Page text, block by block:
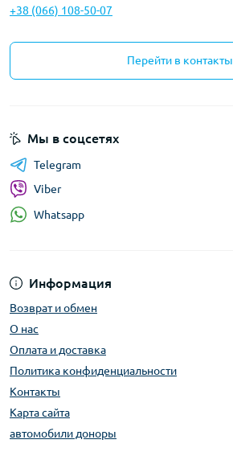
+38 (066) 108-50-07
Перейти в контакты
Информация
Возврат и обмен
О нас
Оплата и доставка
Политика конфиденциальности
Контакты
Карта сайта
автомобили доноры
Мы в соцсетях
Telegram
Viber
Whatsapp